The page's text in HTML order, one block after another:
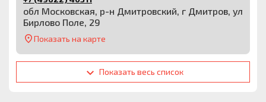
обл Московская, р-н Дмитровский, г Дмитров, ул
Бирлово Поле, 29
Показать на карте
Показать весь список